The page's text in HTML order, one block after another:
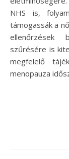
NHS is,
támogassák a
ellenőrzések
szűrésére is
megfelelő
menopauza